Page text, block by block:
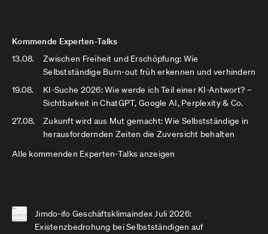
Kommende Experten-Talks
13.08.
Zwischen Freiheit und Erschöpfung: Wie
Selbstständige Burn-out früh erkennen und verhindern
19.08.
KI-Suche 2026: Wie werde ich Teil einer KI-Antwort? –
Sichtbarkeit in ChatGPT, Google AI, Perplexity & Co.
27.08.
Zukunft wird aus Mut gemacht: Wie Selbstständige in
herausfordernden Zeiten die Zuversicht behalten
Alle kommenden Experten-Talks anzeigen
Jimdo-ifo Geschäftsklimaindex Juli 2026:
Existenzbedrohung bei Selbstständigen auf